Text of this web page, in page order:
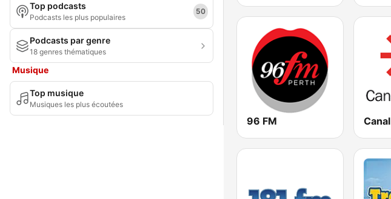
Top podcasts
Podcasts les plus populaires
50
Podcasts par genre
18 genres thématiques
Musique
Top musique
Musiques les plus écoutées
96 FM